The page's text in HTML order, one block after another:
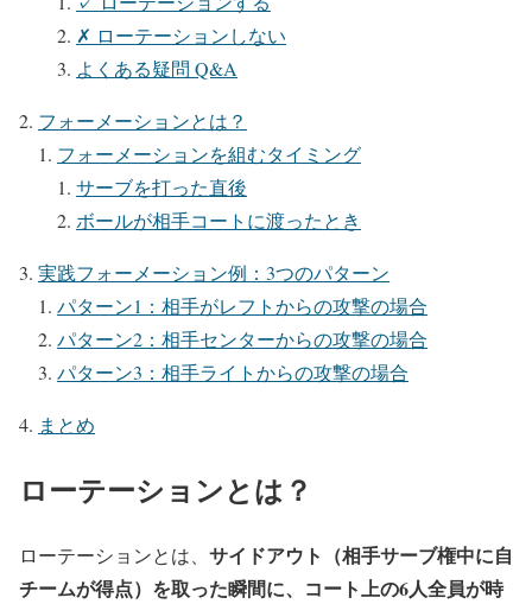
✗ ローテーションしない
よくある疑問 Q&A
フォーメーションとは？
フォーメーションを組むタイミング
サーブを打った直後
ボールが相手コートに渡ったとき
実践フォーメーション例：3つのパターン
パターン1：相手がレフトからの攻撃の場合
パターン2：相手センターからの攻撃の場合
パターン3：相手ライトからの攻撃の場合
まとめ
ローテーションとは？
ローテーションとは、 サイドアウト（相手サーブ権中に自
チームが得点）を取った瞬間に、コート上の6人全員が時